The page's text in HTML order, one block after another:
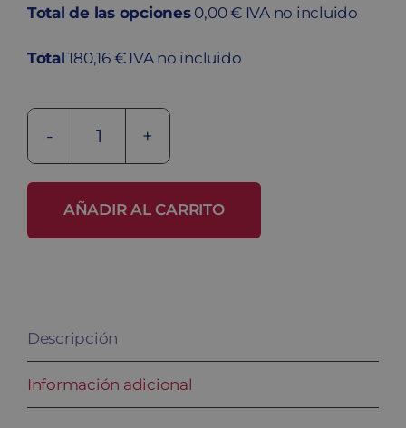
Total de las opciones 0,00 € IVA no incluido
Total 180,16 € IVA no incluido
Banco
BANC-
cantidad
AÑADIR AL CARRITO
Descripción
Información adicional